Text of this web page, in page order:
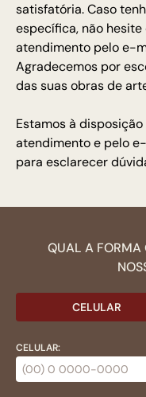
satisfatória. Caso
específica, não
atendimento pelo e-
Agradecemos por
das suas obras de
Estamos à
atendimento e pelo
para esclarecer
QUAL A FORMA
CELULAR
CELULAR: